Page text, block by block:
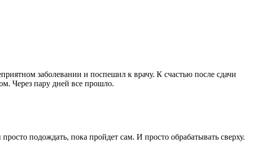
заболевании и поспешил к врачу. К счастью после сдачи
Через пару дней все прошло.
подождать, пока пройдет сам. И просто обрабатывать сверху.